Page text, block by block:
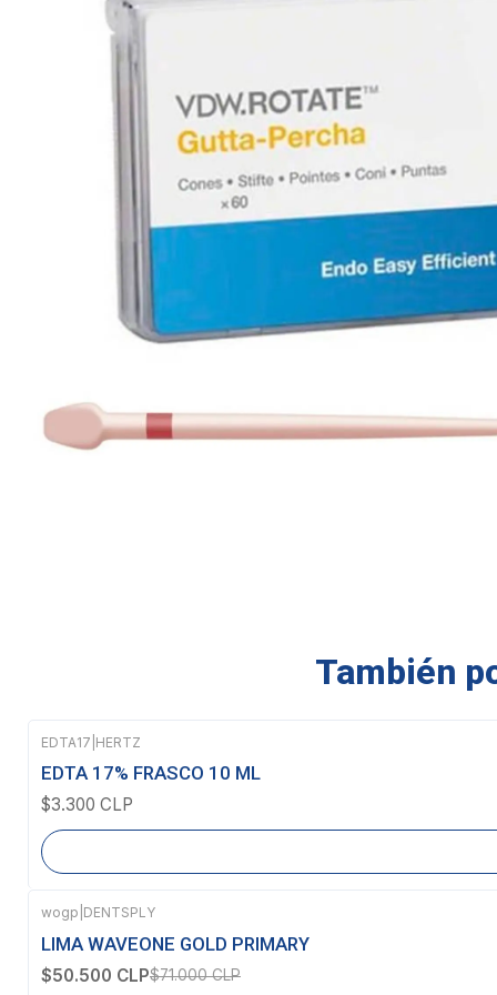
También
Agotado
EDTA17 HERTZ
EDTA 17% FRASCO 10 ML
$3.300 CLP
-29%OFF
wogp DENTSPLY
LIMA WAVEONE GOLD PRIMARY
$50.500 CLP$71.000 CLP